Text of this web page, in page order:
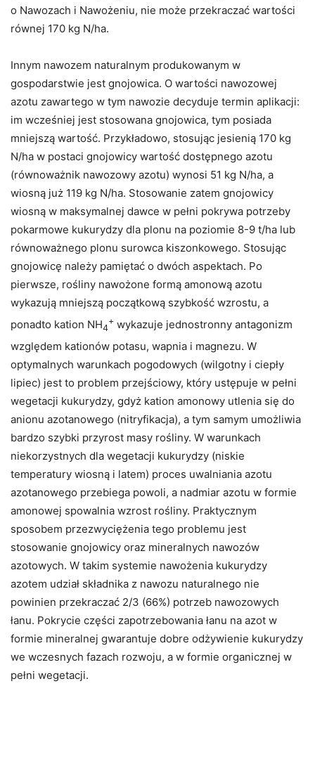
o Nawozach i Nawożeniu, nie może przekraczać wartości
równej 170 kg N/ha.
Innym nawozem naturalnym produkowanym w
gospodarstwie jest gnojowica. O wartości nawozowej
azotu zawartego w tym nawozie decyduje termin aplikacji:
im wcześniej jest stosowana gnojowica, tym posiada
mniejszą wartość. Przykładowo, stosując jesienią 170 kg
N/ha w postaci gnojowicy wartość dostępnego azotu
(równoważnik nawozowy azotu) wynosi 51 kg N/ha, a
wiosną już 119 kg N/ha. Stosowanie zatem gnojowicy
wiosną w maksymalnej dawce w pełni pokrywa potrzeby
pokarmowe kukurydzy dla plonu na poziomie 8-9 t/ha lub
równoważnego plonu surowca kiszonkowego. Stosując
gnojowicę należy pamiętać o dwóch aspektach. Po
pierwsze, rośliny nawożone formą amonową azotu
wykazują mniejszą początkową szybkość wzrostu, a
ponadto kation NH4
+ wykazuje jednostronny antagonizm
względem kationów potasu, wapnia i magnezu. W
optymalnych warunkach pogodowych (wilgotny i ciepły
lipiec) jest to problem przejściowy, który ustępuje w pełni
wegetacji kukurydzy, gdyż kation amonowy utlenia się do
anionu azotanowego (nitryfikacja), a tym samym umożliwia
bardzo szybki przyrost masy rośliny. W warunkach
niekorzystnych dla wegetacji kukurydzy (niskie
temperatury wiosną i latem) proces uwalniania azotu
azotanowego przebiega powoli, a nadmiar azotu w formie
amonowej spowalnia wzrost rośliny. Praktycznym
sposobem przezwyciężenia tego problemu jest
stosowanie gnojowicy oraz mineralnych nawozów
azotowych. W takim systemie nawożenia kukurydzy
azotem udział składnika z nawozu naturalnego nie
powinien przekraczać 2/3 (66%) potrzeb nawozowych
łanu. Pokrycie części zapotrzebowania łanu na azot w
formie mineralnej gwarantuje dobre odżywienie kukurydzy
we wczesnych fazach rozwoju, a w formie organicznej w
pełni wegetacji.